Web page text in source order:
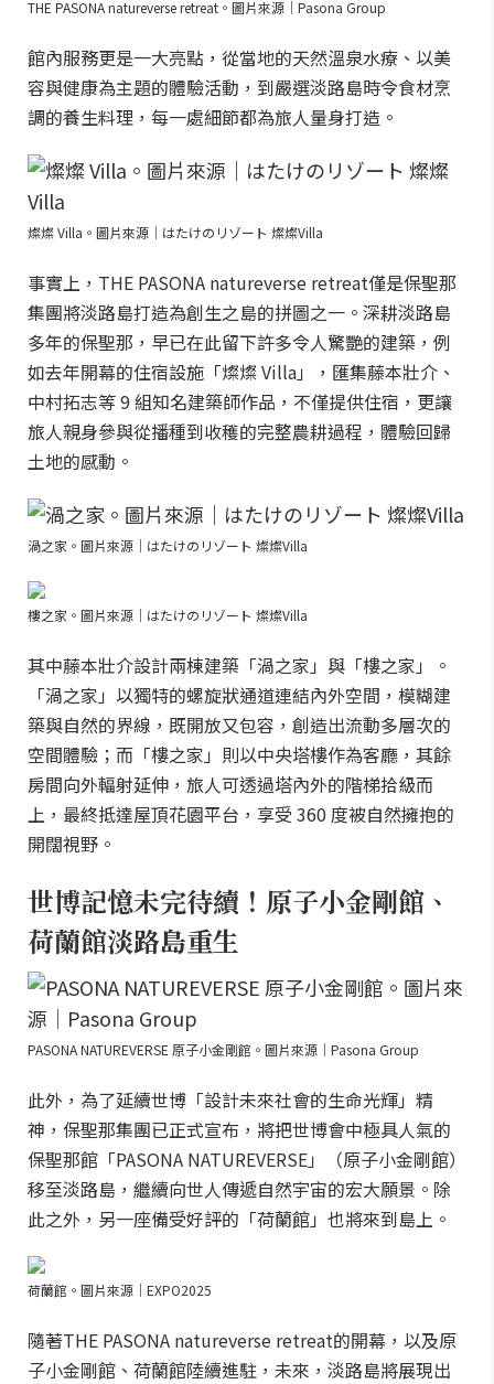
THE PASONA natureverse retreat。圖片來源｜Pasona Group
館內服務更是一大亮點，從當地的天然溫泉水療、以美
容與健康為主題的體驗活動，到嚴選淡路島時令食材烹
調的養生料理，每一處細節都為旅人量身打造。
燦燦 Villa。圖片來源｜はたけのリゾート 燦燦Villa
事實上，THE PASONA natureverse retreat僅是保聖那
集團將淡路島打造為創生之島的拼圖之一。深耕淡路島
多年的保聖那，早已在此留下許多令人驚艷的建築，例
如去年開幕的住宿設施「燦燦 Villa」，匯集藤本壯介、
中村拓志等 9 組知名建築師作品，不僅提供住宿，更讓
旅人親身參與從播種到收穫的完整農耕過程，體驗回歸
土地的感動。
渦之家。圖片來源｜はたけのリゾート 燦燦Villa
樓之家。圖片來源｜はたけのリゾート 燦燦Villa
其中藤本壯介設計兩棟建築「渦之家」與「樓之家」。
「渦之家」以獨特的螺旋狀通道連結內外空間，模糊建
築與自然的界線，既開放又包容，創造出流動多層次的
空間體驗；而「樓之家」則以中央塔樓作為客廳，其餘
房間向外輻射延伸，旅人可透過塔內外的階梯拾級而
上，最終抵達屋頂花園平台，享受 360 度被自然擁抱的
開闊視野。
世博記憶未完待續！原子小金剛館、
荷蘭館淡路島重生
PASONA NATUREVERSE 原子小金剛館。圖片來源｜Pasona Group
此外，為了延續世博「設計未來社會的生命光輝」精
神，保聖那集團已正式宣布，將把世博會中極具人氣的
保聖那館「PASONA NATUREVERSE」（原子小金剛館）
移至淡路島，繼續向世人傳遞自然宇宙的宏大願景。除
此之外，另一座備受好評的「荷蘭館」也將來到島上。
荷蘭館。圖片來源｜EXPO2025
隨著THE PASONA natureverse retreat的開幕，以及原
子小金剛館、荷蘭館陸續進駐，未來，淡路島將展現出